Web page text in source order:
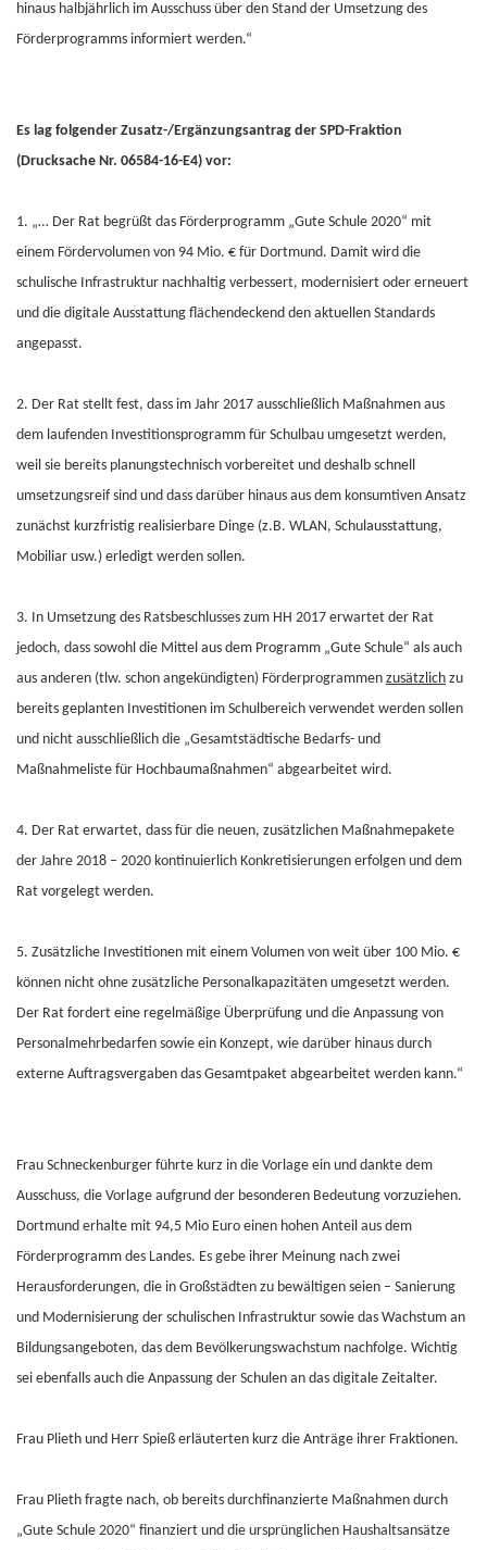
hinaus halbjährlich im Ausschuss über den Stand der Umsetzung des
Förderprogramms informiert werden.“
Es lag folgender Zusatz-/Ergänzungsantrag der SPD-Fraktion
(Drucksache Nr. 06584-16-E4) vor:
1. „… Der Rat begrüßt das Förderprogramm „Gute Schule 2020“ mit
einem Fördervolumen von 94 Mio. € für Dortmund. Damit wird die
schulische Infrastruktur nachhaltig verbessert, modernisiert oder erneuert
und die digitale Ausstattung flächendeckend den aktuellen Standards
angepasst.
2. Der Rat stellt fest, dass im Jahr 2017 ausschließlich Maßnahmen aus
dem laufenden Investitionsprogramm für Schulbau umgesetzt werden,
weil sie bereits planungstechnisch vorbereitet und deshalb schnell
umsetzungsreif sind und dass darüber hinaus aus dem konsumtiven Ansatz
zunächst kurzfristig realisierbare Dinge (z.B. WLAN, Schulausstattung,
Mobiliar usw.) erledigt werden sollen.
3. In Umsetzung des Ratsbeschlusses zum HH 2017 erwartet der Rat
jedoch, dass sowohl die Mittel aus dem Programm „Gute Schule“ als auch
aus anderen (tlw. schon angekündigten) Förderprogrammen zusätzlich zu
bereits geplanten Investitionen im Schulbereich verwendet werden sollen
und nicht ausschließlich die „Gesamtstädtische Bedarfs- und
Maßnahmeliste für Hochbaumaßnahmen“ abgearbeitet wird.
4. Der Rat erwartet, dass für die neuen, zusätzlichen Maßnahmepakete
der Jahre 2018 – 2020 kontinuierlich Konkretisierungen erfolgen und dem
Rat vorgelegt werden.
5. Zusätzliche Investitionen mit einem Volumen von weit über 100 Mio. €
können nicht ohne zusätzliche Personalkapazitäten umgesetzt werden.
Der Rat fordert eine regelmäßige Überprüfung und die Anpassung von
Personalmehrbedarfen sowie ein Konzept, wie darüber hinaus durch
externe Auftragsvergaben das Gesamtpaket abgearbeitet werden kann.“
Frau Schneckenburger führte kurz in die Vorlage ein und dankte dem
Ausschuss, die Vorlage aufgrund der besonderen Bedeutung vorzuziehen.
Dortmund erhalte mit 94,5 Mio Euro einen hohen Anteil aus dem
Förderprogramm des Landes. Es gebe ihrer Meinung nach zwei
Herausforderungen, die in Großstädten zu bewältigen seien – Sanierung
und Modernisierung der schulischen Infrastruktur sowie das Wachstum an
Bildungsangeboten, das dem Bevölkerungswachstum nachfolge. Wichtig
sei ebenfalls auch die Anpassung der Schulen an das digitale Zeitalter.
Frau Plieth und Herr Spieß erläuterten kurz die Anträge ihrer Fraktionen.
Frau Plieth fragte nach, ob bereits durchfinanzierte Maßnahmen durch
„Gute Schule 2020“ finanziert und die ursprünglichen Haushaltsansätze